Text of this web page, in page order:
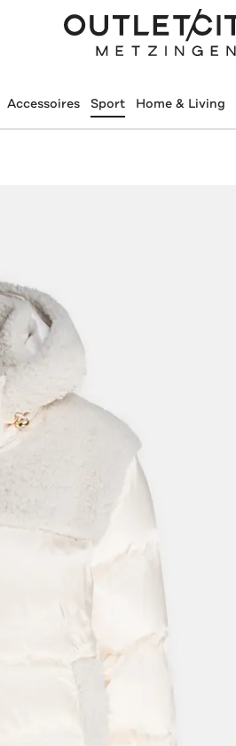
Accessoires Sport Home & Living